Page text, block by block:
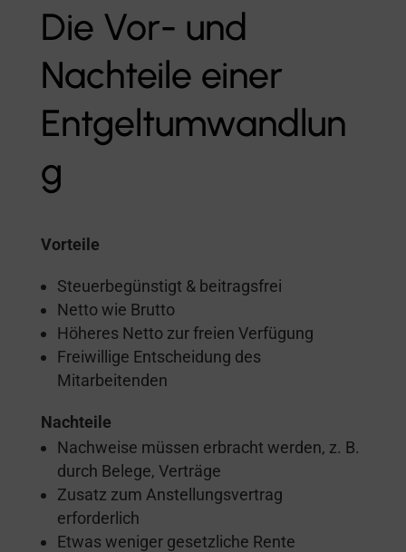
Die Vor- und
Nachteile einer
Entgeltumwandlun
g
Vorteile
Steuerbegünstigt & beitragsfrei
Netto wie Brutto
Höheres Netto zur freien Verfügung
Freiwillige Entscheidung des
Mitarbeitenden
Nachteile
Nachweise müssen erbracht werden, z. B.
durch Belege, Verträge
Zusatz zum Anstellungsvertrag
erforderlich
Etwas weniger gesetzliche Rente